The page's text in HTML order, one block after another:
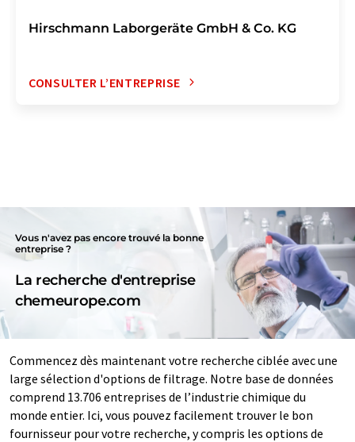
Hirschmann Laborgeräte GmbH & Co. KG
CONSULTER L’ENTREPRISE
Vous n'avez pas encore trouvé la bonne
entreprise ?
La recherche d'entreprise
chemeurope.com
Commencez dès maintenant votre recherche ciblée avec une
large sélection d'options de filtrage. Notre base de données
comprend 13.706 entreprises de l’industrie chimique du
monde entier. Ici, vous pouvez facilement trouver le bon
fournisseur pour votre recherche, y compris les options de